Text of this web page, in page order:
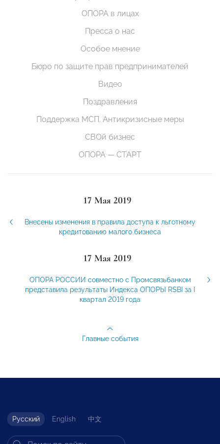
ОПОРА в лицах
Пресса о нас
Особое мнение
Бюро по защите прав предпринимателей
Видео
Поздравления
Поддержка МСП. Антикризисные меры
СВОй бизнес
ОПОРА — СТАРТ
17 Мая 2019
Внесены изменения в правила доступа к льготному
кредитованию малого бизнеса
17 Мая 2019
ОПОРА РОССИИ совместно с Промсвязьбанком
представила результаты Индекса ОПОРЫ RSBI за I
квартал 2019 года
Главные события
Русский English 中文